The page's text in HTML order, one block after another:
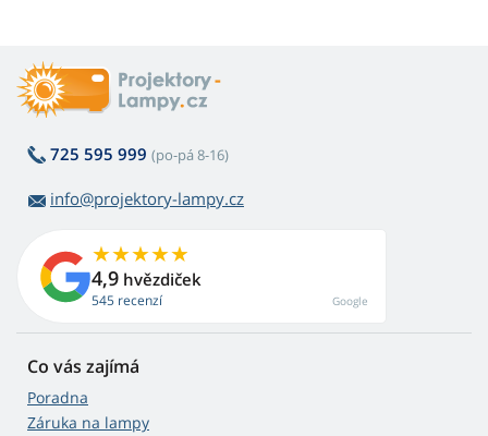
725 595 999 (po-pá 8-16)
info@projektory-lampy.cz
4,9 hvězdiček
545 recenzí Google
Co vás zajímá
Poradna
Záruka na lampy